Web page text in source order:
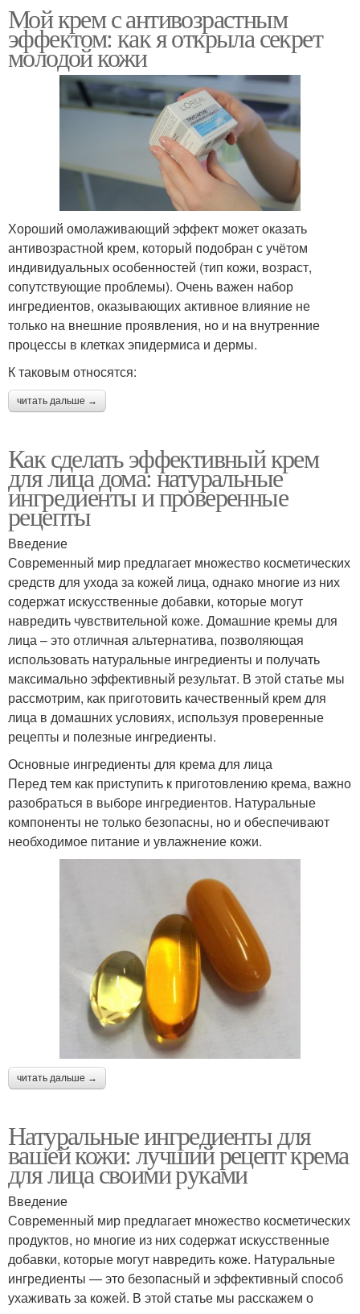
Мой крем с антивозрастным
эффектом: как я открыла секрет
молодой кожи
Хороший омолаживающий эффект может оказать
антивозрастной крем, который подобран с учётом
индивидуальных особенностей (тип кожи, возраст,
сопутствующие проблемы). Очень важен набор
ингредиентов, оказывающих активное влияние не
только на внешние проявления, но и на внутренние
процессы в клетках эпидермиса и дермы.
К таковым относятся:
читать дальше →
Как сделать эффективный крем
для лица дома: натуральные
ингредиенты и проверенные
рецепты
Введение
Современный мир предлагает множество косметических
средств для ухода за кожей лица, однако многие из них
содержат искусственные добавки, которые могут
навредить чувствительной коже. Домашние кремы для
лица – это отличная альтернатива, позволяющая
использовать натуральные ингредиенты и получать
максимально эффективный результат. В этой статье мы
рассмотрим, как приготовить качественный крем для
лица в домашних условиях, используя проверенные
рецепты и полезные ингредиенты.
Основные ингредиенты для крема для лица
Перед тем как приступить к приготовлению крема, важно
разобраться в выборе ингредиентов. Натуральные
компоненты не только безопасны, но и обеспечивают
необходимое питание и увлажнение кожи.
читать дальше →
Натуральные ингредиенты для
вашей кожи: лучший рецепт крема
для лица своими руками
Введение
Современный мир предлагает множество косметических
продуктов, но многие из них содержат искусственные
добавки, которые могут навредить коже. Натуральные
ингредиенты — это безопасный и эффективный способ
ухаживать за кожей. В этой статье мы расскажем о